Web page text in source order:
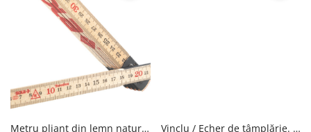
Metru pliant din lemn natur H 2/10, 2m - Sola-53010201
Vinclu / Echer de tâmplărie. oțel galvanizat, 1000x380mm, ZWZ 1000 - Sola-56130601